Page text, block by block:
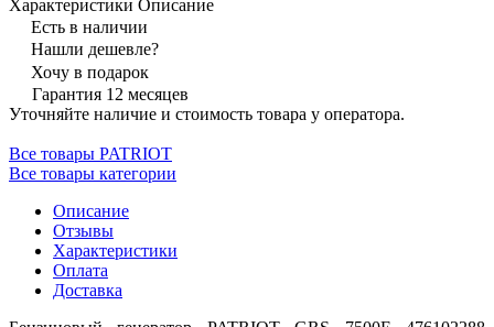
Характеристики Описание
Есть в наличии
Нашли дешевле?
Хочу в подарок
Гарантия 12 месяцев
Уточняйте наличие и стоимость товара у оператора.
Все товары PATRIOT
Все товары категории
Описание
Отзывы
Характеристики
Оплата
Доставка